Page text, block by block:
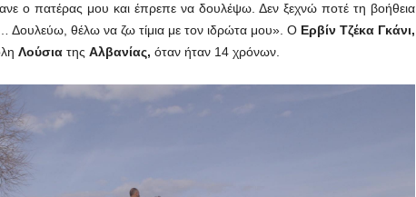
ο πατέρας μου και έπρεπε να δουλέψω. Δεν ξεχνώ ποτέ τη βοήθεια
θέλω να ζω τίμια με τον ιδρώτα μου». Ο Ερβίν Τζέκα Γκάνι,
Λούσια της Αλβανίας, όταν ήταν 14 χρόνων.